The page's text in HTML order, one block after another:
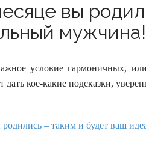
вы
мужчина!
условие гармоничных,
кое-какие подсказки,